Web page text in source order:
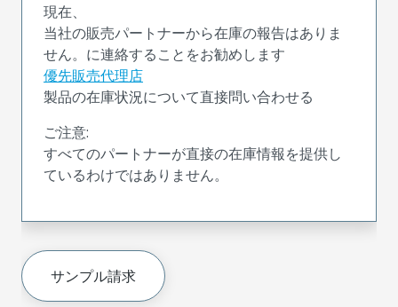
現在、
当社の販売パートナーから在庫の報告はありま
せん。に連絡することをお勧めします
優先販売代理店
製品の在庫状況について直接問い合わせる
ご注意:
すべてのパートナーが直接の在庫情報を提供し
ているわけではありません。
サンプル請求